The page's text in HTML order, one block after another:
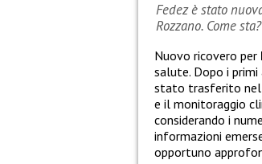
Fedez è stato
Rozzano. Come sta?
Nuovo ricovero per
salute. Dopo i
stato trasferito
e il monitoraggio
considerando i
informazioni
opportuno